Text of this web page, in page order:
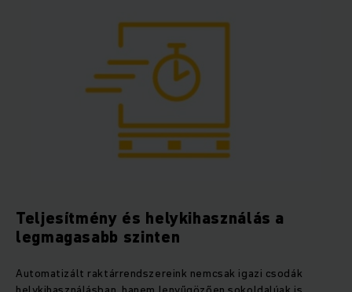
Teljesítmény és helykihasználás a
legmagasabb szinten
Automatizált raktárrendszereink nemcsak igazi csodák